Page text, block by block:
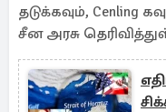
தடுக்கவும், Cenling
சீன அரசு